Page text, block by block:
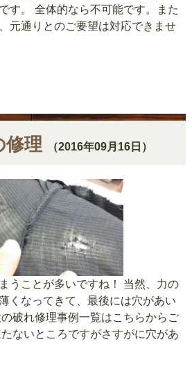
す。 全体的なら不可能です。また
元通りとのご要望は対応できませ
修理 （2016年09月16日）
うことが多いですね！ 当然、力の
くなってきて、最後には穴があい
破れ修理事例一覧はこちらからご
ないところですがさすがに穴があ